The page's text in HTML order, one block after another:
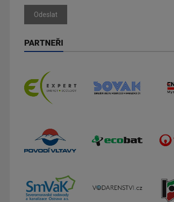
Odeslat
PARTNEŘI